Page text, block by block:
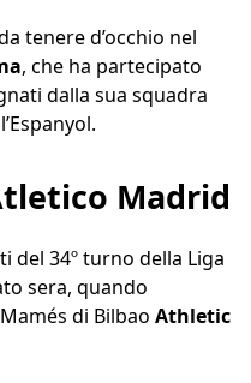
tenere d’occhio nel
, che ha partecipato
dalla sua squadra
Madrid
del 34º turno della Liga
sera, quando
di Bilbao Athletic